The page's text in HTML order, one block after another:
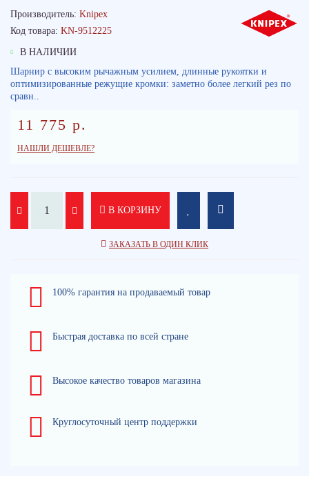
Производитель: Knipex
Код товара: KN-9512225
В НАЛИЧИИ
Шарнир с высоким рычажным усилием, длинные рукоятки и
оптимизированные режущие кромки: заметно более легкий рез по
сравн..
11 775 р.
НАШЛИ ДЕШЕВЛЕ?
В КОРЗИНУ
ЗАКАЗАТЬ В ОДИН КЛИК
100% гарантия на продаваемый товар
Быстрая доставка по всей стране
Высокое качество товаров магазина
Круглосуточный центр поддержки